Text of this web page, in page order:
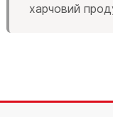
харчовий